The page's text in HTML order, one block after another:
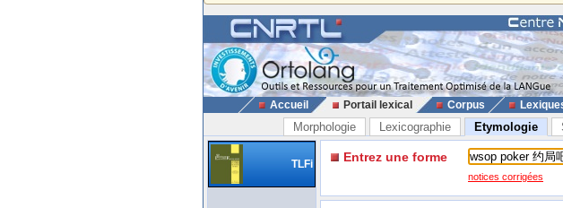
Accueil Portail lexical Corpus
Morphologie Lexicographie Etymologie
TLFi Entrez une forme
notices corrigées